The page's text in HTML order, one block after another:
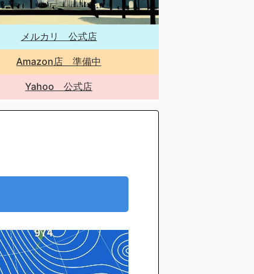
メルカリ 公式店
Amazon店 準備中
Yahoo 公式店